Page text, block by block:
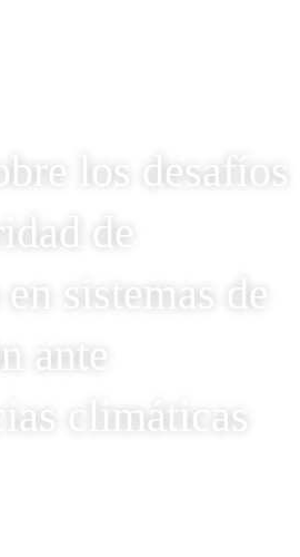
los desafíos
de
sistemas de
ante
climáticas